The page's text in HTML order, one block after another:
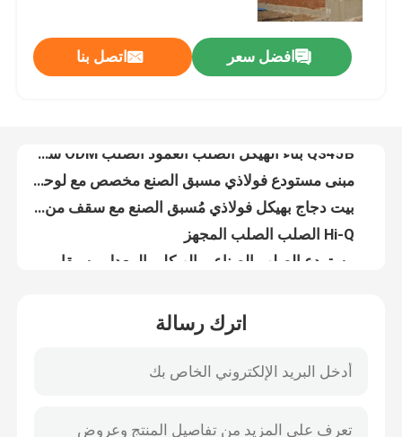
أخبار
اطلب اقتباس
مستودع الهيكل الصلب
افضل سعر اتصل بنا
طلاء المعادن ضد الصدأ ورشة عمل المباني المستودع المعدني المجهز ODM
مستودع الصلب الصناعي الهيكلي المعدل مسبقا
لوحة ساندويتش هيكل الفولاذ الخفيف مخزن ساخن DIP الغلاف
اترك رسالة